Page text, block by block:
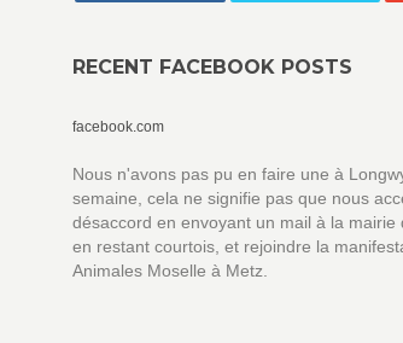
RECENT FACEBOOK POSTS
facebook.com
Nous n'avons pas pu en faire une à
semaine, cela ne signifie pas que nous
désaccord en envoyant un mail à la
en restant courtois, et rejoindre la
Animales Moselle à Metz.